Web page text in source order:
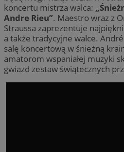
koncertu mistrza walca:
Andre Rieu”. Maestro wraz z
Straussa zaprezentuje
a także tradycyjne walce.
salę koncertową w śnieżną
amatorom wspaniałej muzyki
gwiazd zestaw świątecznych